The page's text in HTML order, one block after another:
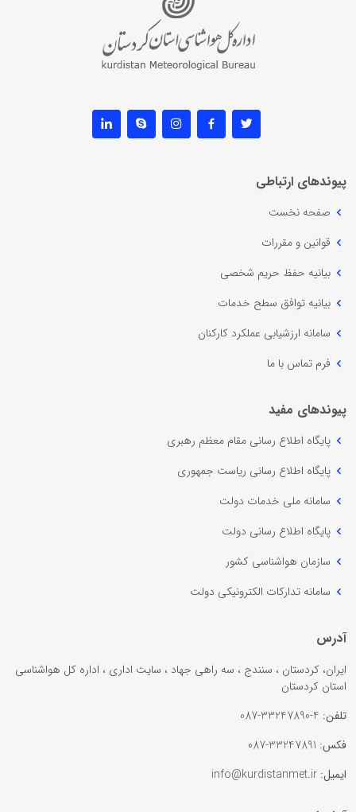
پیوندهای ارتباطی
صفحه نخست
قوانین و مقررات
بیانیه حفظ حریم شخصی
بیانیه توافق سطح خدمات
سامانه ارزشیابی عملکرد کارکنان
فرم تماس با ما
پیوندهای مفید
پایگاه اطلاع رسانی مقام معظم رهبری
پایگاه اطلاع رسانی ریاست جمهوری
سامانه ملی خدمات دولت
پایگاه اطلاع رسانی دولت
سازمان هواشناسی کشور
سامانه تدارکات الکترونیکی دولت
آدرس
ایران، کردستان ، سنندج ، سه راهی جهاد ، سایت اداری ، اداره کل هواشناسی
استان کردستان
تلفن:
فکس:
ایمیل: